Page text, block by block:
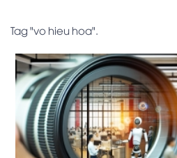
Tag "vo hieu hoa".